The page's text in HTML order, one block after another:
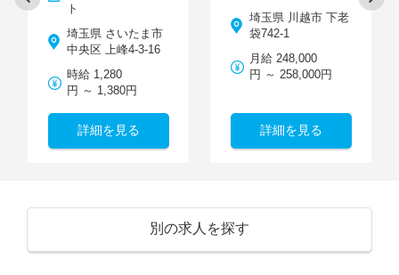
ト
埼玉県 さいたま市
中央区 上峰4-3-16
時給 1,280
円 ～ 1,380円
詳細を見る
埼玉県 川越市 下老
袋742-1
月給 248,000
円 ～ 258,000円
詳細を見る
別の求人を探す